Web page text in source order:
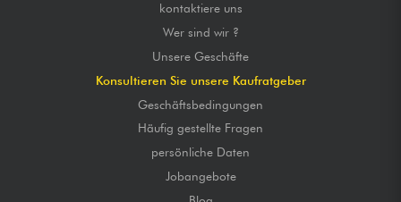
kontaktiere uns
Wer sind wir ?
Unsere Geschäfte
Konsultieren Sie unsere Kaufratgeber
Geschäftsbedingungen
Häufig gestellte Fragen
persönliche Daten
Jobangebote